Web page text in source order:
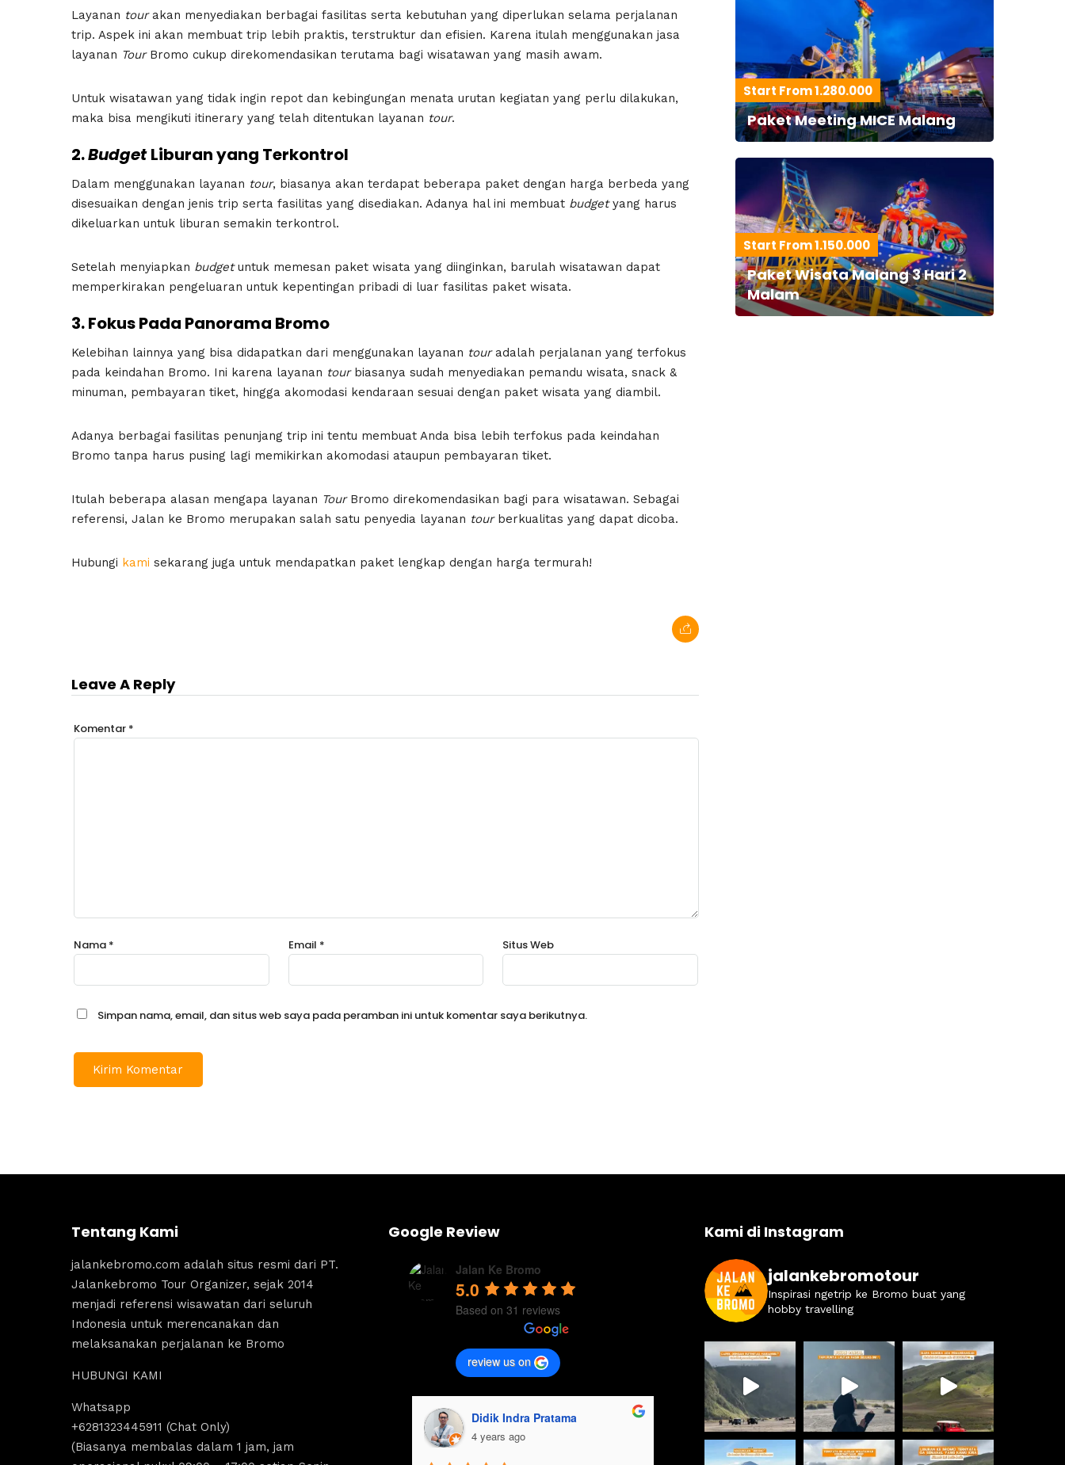
Layanan tourakan menyediakan berbagai fasilitas serta kebutuhan yang diperlukan selama perjalanan
trip. Aspek ini akan membuat trip lebih praktis, terstruktur dan efisien. Karena itulah menggunakan jasa
layanan TourBromo cukup direkomendasikan terutama bagi wisatawan yang masih awam.
Untuk wisatawan yang tidak ingin repot dan kebingungan menata urutan kegiatan yang perlu dilakukan,
maka bisa mengikuti itinerary yang telah ditentukan layanan tour.
2.BudgetLiburan yang Terkontrol
Dalam menggunakan layanan tour, biasanya akan terdapat beberapa paket dengan harga berbeda yang
disesuaikan dengan jenis trip serta fasilitas yang disediakan. Adanya hal ini membuat budgetyang harus
dikeluarkan untuk liburan semakin terkontrol.
Setelah menyiapkan budgetuntuk memesan paket wisata yang diinginkan, barulah wisatawan dapat
memperkirakan pengeluaran untuk kepentingan pribadi di luar fasilitas paket wisata.
3. Fokus Pada Panorama Bromo
Kelebihan lainnya yang bisa didapatkan dari menggunakan layanan touradalah perjalanan yang terfokus
pada keindahan Bromo. Ini karena layanan tourbiasanya sudah menyediakan pemandu wisata, snack &
minuman, pembayaran tiket, hingga akomodasi kendaraan sesuai dengan paket wisata yang diambil.
Adanya berbagai fasilitas penunjang trip ini tentu membuat Anda bisa lebih terfokus pada keindahan
Bromo tanpa harus pusing lagi memikirkan akomodasi ataupun pembayaran tiket.
Itulah beberapa alasan mengapa layanan TourBromo direkomendasikan bagi para wisatawan. Sebagai
referensi, Jalan ke Bromo merupakan salah satu penyedia layanan tourberkualitas yang dapat dicoba.
Hubungi kami sekarang juga untuk mendapatkan paket lengkap dengan harga termurah!
Leave A Reply
Komentar *
Nama * Email * Situs Web
Simpan nama, email, dan situs web saya pada peramban ini untuk komentar saya berikutnya.
Start From 1.280.000
Paket Meeting MICE Malang
Start From 1.150.000
Paket Wisata Malang 3 Hari 2
Malam
Tentang Kami
jalankebromo.com adalah situs resmi dari PT.
Jalankebromo Tour Organizer, sejak 2014
menjadi referensi wisawatan dari seluruh
Indonesia untuk merencanakan dan
melaksanakan perjalanan ke Bromo
HUBUNGI KAMI
Whatsapp
+6281323445911 (Chat Only)
(Biasanya membalas dalam 1 jam, jam
Google Review
Jalan Ke Bromo
5.0
Based on 31 reviews
review us on
Melysa Regina Pratiwi agung falah
4 years ago
Kami di Instagram
jalankebromotour
Inspirasi ngetrip ke Bromo buat yang
hobby travelling